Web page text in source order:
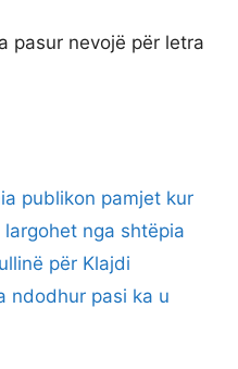
pasur nevojë për letra
publikon pamjet kur
nga shtëpia
për Klajdi
ndodhur pasi ka u